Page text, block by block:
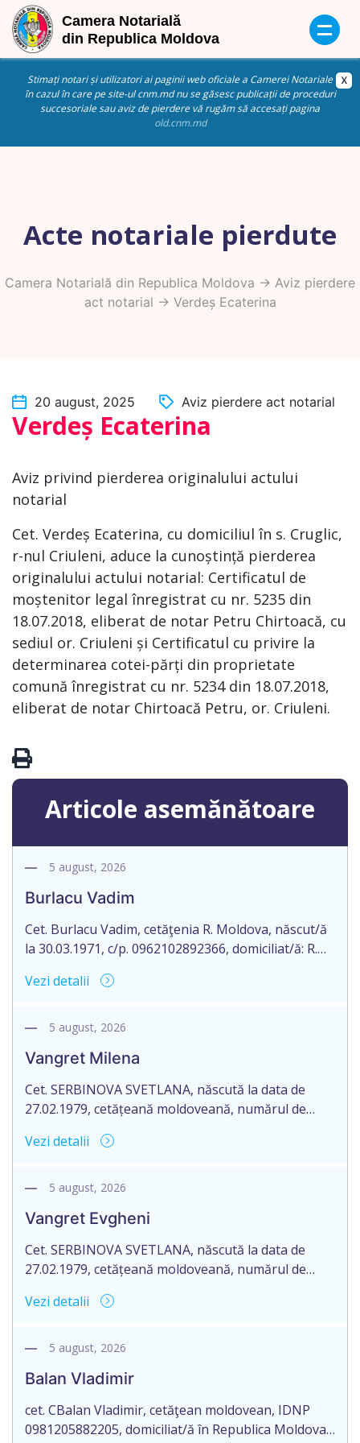
Stimați notari și utilizatori ai paginii web oficiale a Camerei Notariale
în cazul în care pe site-ul cnm.md nu se găsesc publicații de proceduri
succesoriale sau aviz de pierdere vă rugăm să accesați pagina
old.cnm.md
Acte notariale pierdute
Camera Notarială din Republica Moldova -> Aviz pierdere
act notarial -> Verdeș Ecaterina
20 august, 2025 Aviz pierdere act notarial
Verdeș Ecaterina
Aviz privind pierderea originalului actului
notarial
Cet. Verdeș Ecaterina, cu domiciliul în s. Cruglic,
r-nul Criuleni, aduce la cunoștință pierderea
originalului actului notarial: Certificatul de
moștenitor legal înregistrat cu nr. 5235 din
18.07.2018, eliberat de notar Petru Chirtoacă, cu
sediul or. Criuleni și Certificatul cu privire la
determinarea cotei-părți din proprietate
comună înregistrat cu nr. 5234 din 18.07.2018,
eliberat de notar Chirtoacă Petru, or. Criuleni.
Articole asemănătoare
5 august, 2026
Burlacu Vadim
Cet. Burlacu Vadim, cetăţenia R. Moldova, născut/ă
la 30.03.1971, c/p. 0962102892366, domiciliat/ă: R.
45, ap. 60, aduce la cunoștință pierderea
moștenitor testamentar nr. 3056 eliberat la
sediul or. Rezina, str. 27 August nr. 44, ap. […]
Vezi detalii
5 august, 2026
Vangret Milena
Cet. SERBINOVA SVETLANA, născută la data de
27.02.1979, cetățeană moldoveană, numărul de
Buletinului de Identitate B02143002 emis la data de
Chișinău, str. Alba – Iulia, nr. 200/1, ap. 101,
procurii nr. 2-2063 autentificată la data de
25.05.2026 de către notarul […]
Vezi detalii
5 august, 2026
Vangret Evgheni
Cet. SERBINOVA SVETLANA, născută la data de
27.02.1979, cetățeană moldoveană, numărul de
Buletinului de Identitate B02143002 emis la data de
Chișinău, str. Alba – Iulia, nr. 200/1, ap. 101,
procurii nr. 2-2062 autentificată la data de
25.05.2026 de către notarul […]
Vezi detalii
5 august, 2026
Balan Vladimir
cet. CBalan Vladimir, cetăţean moldovean, IDNP
0981205882205, domiciliat/ă în Republica Moldova,